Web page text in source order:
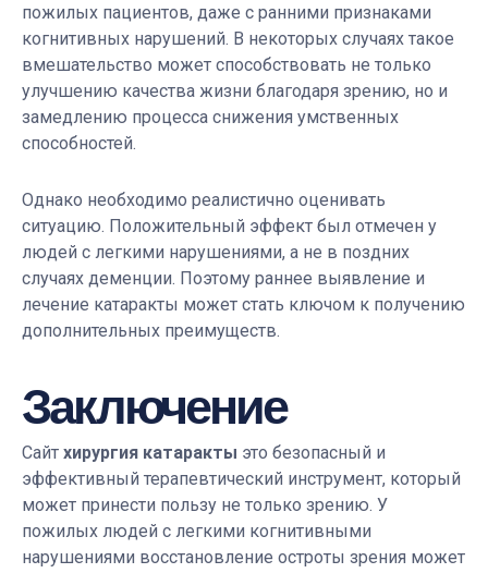
пожилых пациентов, даже с ранними признаками
когнитивных нарушений. В некоторых случаях такое
вмешательство может способствовать не только
улучшению качества жизни благодаря зрению, но и
замедлению процесса снижения умственных
способностей.
Однако необходимо реалистично оценивать
ситуацию. Положительный эффект был отмечен у
людей с легкими нарушениями, а не в поздних
случаях деменции. Поэтому раннее выявление и
лечение катаракты может стать ключом к получению
дополнительных преимуществ.
Заключение
Сайт хирургия катаракты это безопасный и
эффективный терапевтический инструмент, который
может принести пользу не только зрению. У
пожилых людей с легкими когнитивными
нарушениями восстановление остроты зрения может